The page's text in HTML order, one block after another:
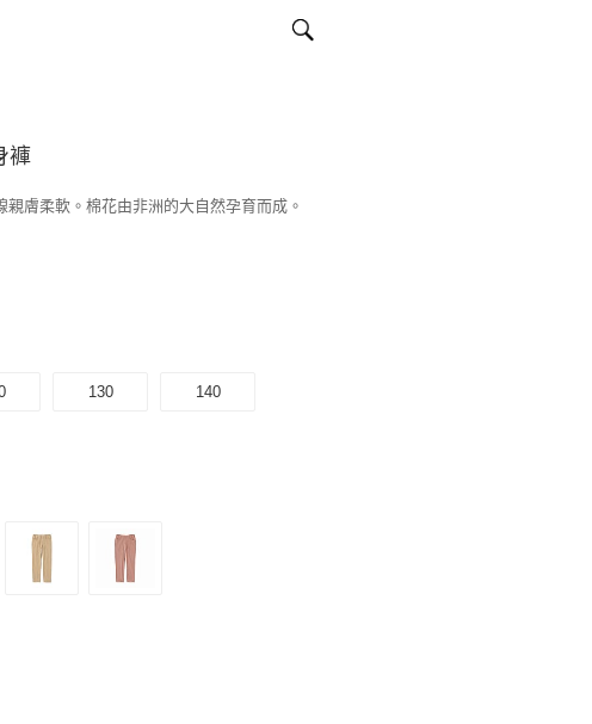
褲
膚柔軟。棉花由非洲的大自然孕育而成。
130 140